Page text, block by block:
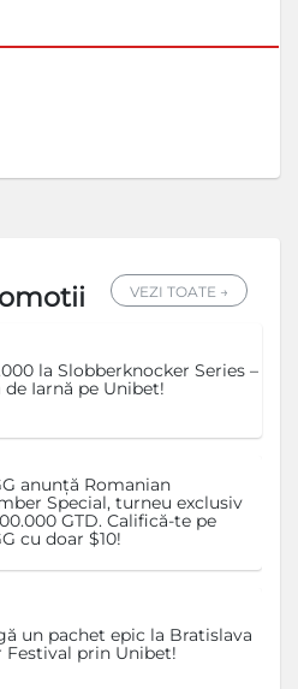
VEZI TOATE →
la Slobberknocker Series –
de Iarnă pe Unibet!
anunță Romanian
Special, turneu exclusiv
GTD. Califică-te pe
cu doar $10!
un pachet epic la Bratislava
Festival prin Unibet!